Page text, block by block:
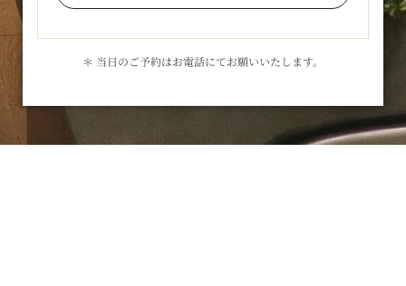
＊ 当日のご予約はお電話にてお願いいたします。